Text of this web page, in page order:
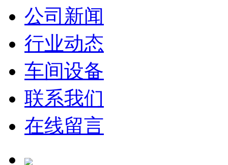
公司新闻
行业动态
车间设备
联系我们
在线留言